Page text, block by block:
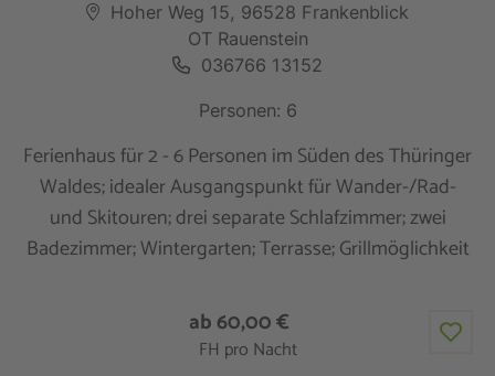
Hoher Weg 15, 96528 Frankenblick
OT Rauenstein
036766 13152
Personen: 6
Ferienhaus für 2 - 6 Personen im Süden des Thüringer
Waldes; idealer Ausgangspunkt für Wander-/Rad-
und Skitouren; drei separate Schlafzimmer; zwei
Badezimmer; Wintergarten; Terrasse; Grillmöglichkeit
ab 60,00 €
FH pro Nacht